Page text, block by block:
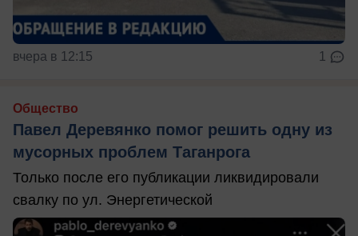
вчера в 12:15 1
Общество
Павел Деревянко помог решить одну из
мусорных проблем Таганрога
Только после его публикации ликвидировали
свалку по ул. Энергетической